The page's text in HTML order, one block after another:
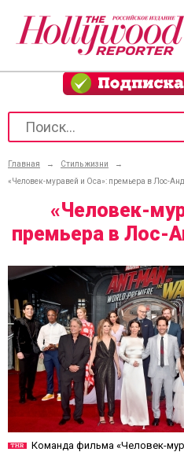
Главная → Стиль жизни
→
«Человек-муравей и Оса»: премьера в Лос-
«Человек-
премьера в Лос-
Команда фильма «Человек-